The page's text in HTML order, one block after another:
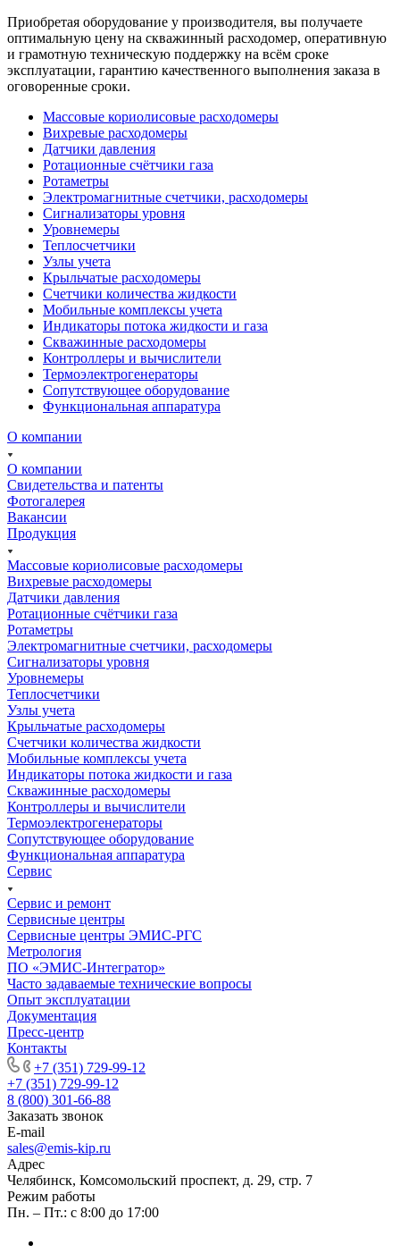
Приобретая оборудование у производителя, вы получаете
оптимальную цену на скважинный расходомер, оперативную
и грамотную техническую поддержку на всём сроке
эксплуатации, гарантию качественного выполнения заказа в
оговоренные сроки.
Массовые кориолисовые расходомеры
Вихревые расходомеры
Датчики давления
Ротационные счётчики газа
Ротаметры
Электромагнитные счетчики, расходомеры
Сигнализаторы уровня
Уровнемеры
Теплосчетчики
Узлы учета
Крыльчатые расходомеры
Счетчики количества жидкости
Мобильные комплексы учета
Индикаторы потока жидкости и газа
Скважинные расходомеры
Контроллеры и вычислители
Термоэлектрогенераторы
Сопутствующее оборудование
Функциональная аппаратура
О компании
О компании
Свидетельства и патенты
Фотогалерея
Вакансии
Продукция
Массовые кориолисовые расходомеры
Вихревые расходомеры
Датчики давления
Ротационные счётчики газа
Ротаметры
Электромагнитные счетчики, расходомеры
Сигнализаторы уровня
Уровнемеры
Теплосчетчики
Узлы учета
Крыльчатые расходомеры
Счетчики количества жидкости
Мобильные комплексы учета
Индикаторы потока жидкости и газа
Скважинные расходомеры
Контроллеры и вычислители
Термоэлектрогенераторы
Сопутствующее оборудование
Функциональная аппаратура
Сервис
Сервис и ремонт
Сервисные центры
Сервисные центры ЭМИС-РГС
Метрология
ПО «ЭМИС-Интегратор»
Часто задаваемые технические вопросы
Опыт эксплуатации
Документация
Пресс-центр
Контакты
+7 (351) 729-99-12
+7 (351) 729-99-12
8 (800) 301-66-88
Заказать звонок
E-mail
sales@emis-kip.ru
Адрес
Челябинск, Комсомольский проспект, д. 29, стр. 7
Режим работы
Пн. – Пт.: с 8:00 до 17:00